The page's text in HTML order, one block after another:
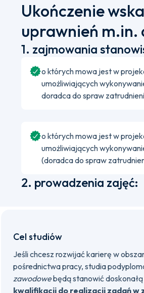
Ukończenie
uprawnień m.in.
1. zajmowania
o których mowa jest w
umożliwiających
doradca do spraw
o których mowa jest w
umożliwiających
(doradca do spraw
2. prowadzenia zajęć:
Cel studiów
Jeśli chcesz rozwijać karierę w
pośrednictwa pracy, studia
zawodowebędą stanowić
kwalifikacji do realizacji zadań